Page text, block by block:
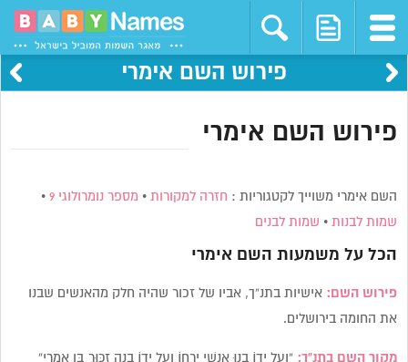
פירוש השם אימרי
פירוש השם אימרי
השם אימרי משוייך לקטגוריות : חזרה למקורות • מספר נומרולוגי 9 •
שמות לבנות • שמות לבנים
הכל על משמעות השם אימרי
פירוש השם: אישיות בתנ”ך, אביו של זכור שהיה חלק מהאנשים שבנו
את החומה בירושלים.
מקור השם בתנ”ך: “וְעַל יָדוֹ בָנוּ אַנְשֵׁי יְרֵחוֹ וְעַל יָדוֹ בָנָה זַכּוּר בֶּן אִמְרִי”